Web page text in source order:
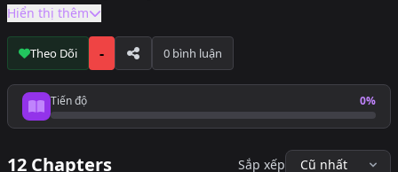
trong hoang mang: Ngực tôi trước giờ đâu có bị kích thích như
chưa bao giờ có trải nghiệm với một người đàn ông khác…
nhưng mọi chuyện sắp thay đổi trong chiếc xe tải gương ma
thuật! Liệu cậu có thể quay lại bên bạn gái như chưa có gì xảy
ra, hay sẽ chọn con đường khoái lạc đồng tính? Phần 2: Sau trải
nghiệm trong xe tải gương ma thuật, cậu sinh viên Yushin —
vốn luôn nghĩ mình là trai thẳng — đã nghiện cảm giác bị làm
phía sau. Cậu chia tay bạn gái và chính thức ra mắt với tư cách
Hiển thị thêm
Theo Dõi - 0 bình luận
Tiến độ 0%
Tiến độ đọc
12 Chapters Sắp xếp